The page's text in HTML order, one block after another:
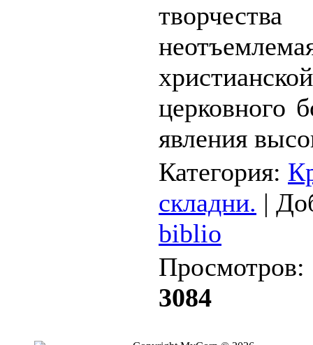
церковного
явления
Категория:
складни. |
biblio
Просмотров:
3084